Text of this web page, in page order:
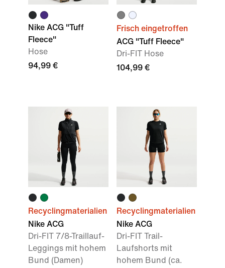
Nike ACG "Tuff
Fleece"
Hose
94,99 €
Frisch eingetroffen
ACG "Tuff Fleece"
Dri-FIT Hose
104,99 €
Recyclingmaterialien
Nike ACG
Dri-FIT 7/8-Traillauf-
Leggings mit hohem
Bund (Damen)
Recyclingmaterialien
Nike ACG
Dri-FIT Trail-
Laufshorts mit
hohem Bund (ca.